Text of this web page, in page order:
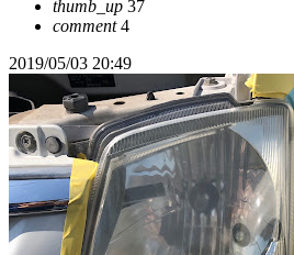
thumb_up 37
comment4
2019/05/03 20:49